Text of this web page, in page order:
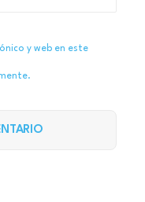
y web en este